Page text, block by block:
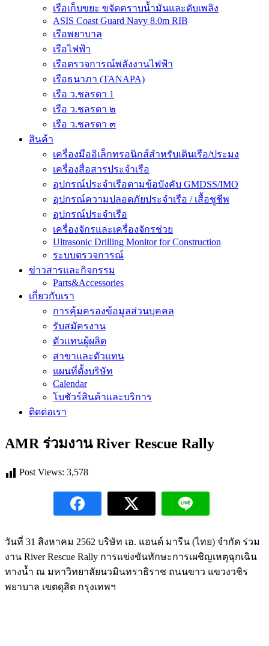
เรือเก็บขยะ ขจัดคราบน้ำมันและดับเพลิง
ASIS Coast Guard Navy 8.0m RIB
เรือพยาบาล
เรือไฟฟ้า
เรือตรวจการณ์พลังงานไฟฟ้า
เรือธนาภา (TANAPA)
เรือ ว.ชลรดา 1
เรือ ว.ชลรดา ๒
เรือ ว.ชลรดา ๓
สินค้า
เครื่องมืออิเล็กทรอนิกส์สำหรับเดินเรือ/ประมง
เครื่องสื่อสารประจำเรือ
อุปกรณ์ประจำเรือตามข้อบังคับ GMDSS/IMO
อุปกรณ์ความปลอดภัยประจำเรือ / เสื้อชูชีพ
อุปกรณ์ประจำเรือ
เครื่องจักรและเครื่องจักรช่วย
Ultrasonic Drilling Monitor for Construction
ระบบตรวจการณ์
ข่าวสารและกิจกรรม
Parts&Accessories
เกี่ยวกับเรา
การคุ้มครองข้อมูลส่วนบุคคล
รับสมัครงาน
ตัวแทนผู้ผลิต
สาขาและตัวแทน
แผนที่ตั้งบริษัท
Calendar
โบชัวร์สินค้าและบริการ
ติดต่อเรา
AMR ร่วมงาน River Rescue Rally
Post Views: 3,578
วันที่ 31 สิงหาคม 2562 บริษัท เอ. แอนด์ มารีน (ไทย) จำกัด ร่วม
งาน River Rescue Rally การแข่งขันทักษะการเผชิญเหตุฉุกเฉิน
ทางน้ำ ณ มหาวิทยาลัยนวมินทราธิราช ถนนขาว แขวงวชิร
พยาบาล เขตดุสิต กรุงเทพฯ